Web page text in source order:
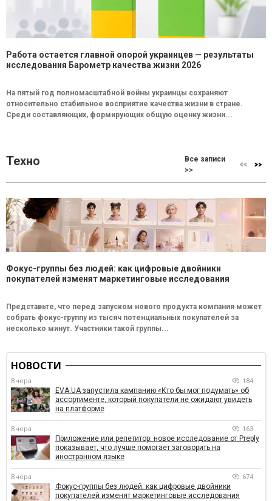
Работа остается главной опорой украинцев — результаты
исследования Барометр качества жизни 2026
На пятый год полномасштабной войны украинцы сохраняют
относительно стабильное восприятие качества жизни в стране.
Среди составляющих, формирующих общую оценку жизни...
Техно
Все записи
>>
Фокус-группы без людей: как цифровые двойники
покупателей изменят маркетинговые исследования
Представьте, что перед запуском нового продукта компания может
собрать фокус-группу из тысяч потенциальных покупателей за
несколько минут. Участники такой группы...
НОВОСТИ
Вчера 184
EVA.UA запустила кампанию «Кто бы мог подумать» об
ассортименте, который покупатели не ожидают увидеть
на платформе
Вчера 163
Приложение или репетитор: новое исследование от Preply
показывает, что лучше помогает заговорить на
иностранном языке
Вчера 674
Фокус-группы без людей: как цифровые двойники
покупателей изменят маркетинговые исследования